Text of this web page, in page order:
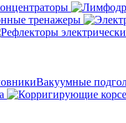
тренажеры
Вакуумные